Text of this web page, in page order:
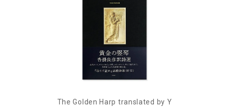
The Golden Harp translated by Y